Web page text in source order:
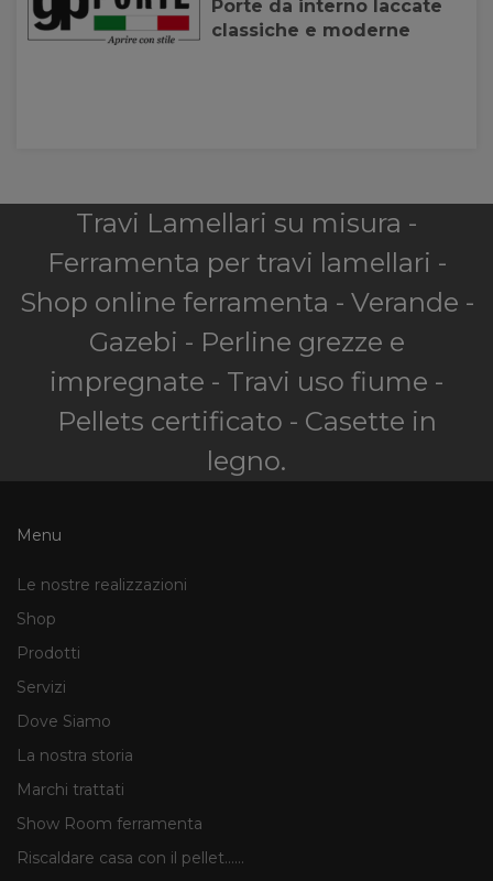
Porte da interno laccate
classiche e moderne
Travi Lamellari su misura -
Ferramenta per travi lamellari -
Shop online ferramenta - Verande -
Gazebi - Perline grezze e
impregnate - Travi uso fiume -
Pellets certificato - Casette in
legno.
Menu
Le nostre realizzazioni
Shop
Prodotti
Servizi
Dove Siamo
La nostra storia
Marchi trattati
Show Room ferramenta
Riscaldare casa con il pellet......